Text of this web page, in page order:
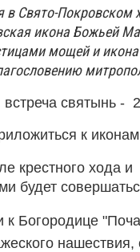
в Свято-Покровском
икона Божьей
мощей и
святынь -
к
крестного хода
будет
Богородице
нашествия,